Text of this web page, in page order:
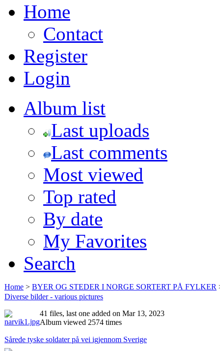
Home
Contact
Register
Login
Album list
Last uploads
Last comments
Most viewed
Top rated
By date
My Favorites
Search
Home > BYER OG STEDER I NORGE SORTERT PÅ FYLKER
Diverse bilder - various pictures
41 files, last one added on Mar 13, 2023
Album viewed 2574 times
Sårede tyske soldater på vei igjennom Sverige